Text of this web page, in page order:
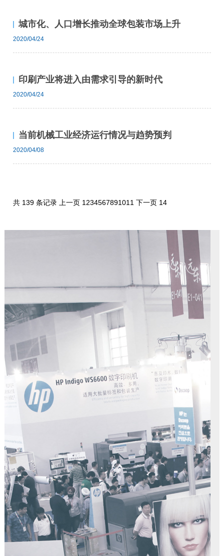
城市化、人口增长推动全球包装市场上升
2020/04/24
印刷产业将进入由需求引导的新时代
2020/04/24
当前机械工业经济运行情况与趋势预判
2020/04/08
共 139 条记录 上一页 1 234567891011 下一页 14